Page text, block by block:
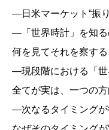
―日米マーケット“振
―「世界時計」を知る
何を見てそれを察す
―現段階における「世
全てが実は、一つの
―次なるタイミングが